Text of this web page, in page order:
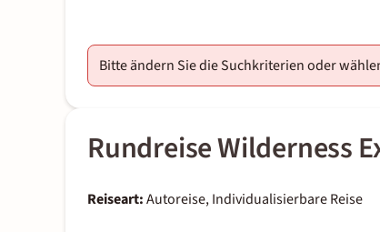
Bitte ändern Sie die Suchkriterien oder
Rundreise Wilderness
Reiseart:Autoreise, Individualisierbare Reise